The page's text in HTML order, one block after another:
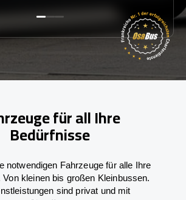
für all Ihre
Bedürfnisse
notwendigen Fahrzeuge für alle Ihre
Von kleinen bis großen Kleinbussen.
sind privat und mit